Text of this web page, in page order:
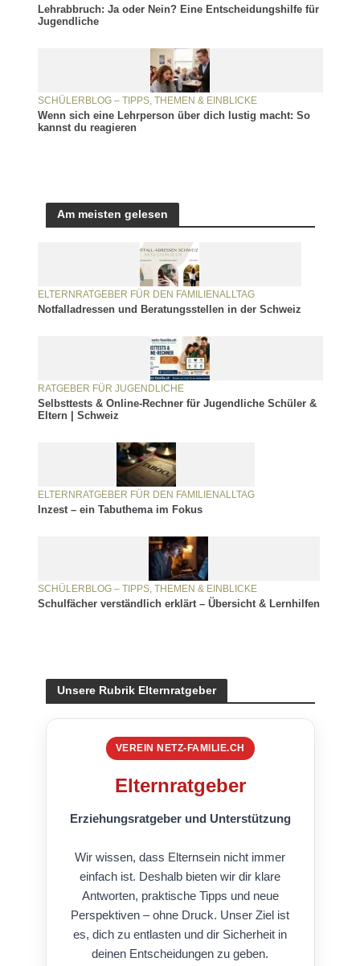
Lehrabbruch: Ja oder Nein? Eine Entscheidungshilfe für
Jugendliche
SCHÜLERBLOG – TIPPS, THEMEN & EINBLICKE
Wenn sich eine Lehrperson über dich lustig macht: So
kannst du reagieren
Am meisten gelesen
ELTERNRATGEBER FÜR DEN FAMILIENALLTAG
Notfalladressen und Beratungsstellen in der Schweiz
RATGEBER FÜR JUGENDLICHE
Selbsttests & Online-Rechner für Jugendliche Schüler &
Eltern | Schweiz
ELTERNRATGEBER FÜR DEN FAMILIENALLTAG
Inzest – ein Tabuthema im Fokus
SCHÜLERBLOG – TIPPS, THEMEN & EINBLICKE
Schulfächer verständlich erklärt – Übersicht & Lernhilfen
Unsere Rubrik Elternratgeber
VEREIN NETZ-FAMILIE.CH
Elternratgeber
Erziehungsratgeber und Unterstützung
Wir wissen, dass Elternsein nicht immer
einfach ist. Deshalb bieten wir dir klare
Antworten, praktische Tipps und neue
Perspektiven – ohne Druck. Unser Ziel ist
es, dich zu entlasten und dir Sicherheit in
deinen Entscheidungen zu geben.